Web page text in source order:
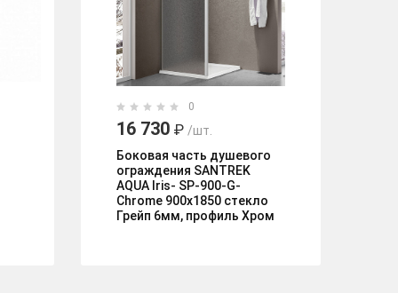
0
16 730 ₽ /шт.
Боковая часть душевого
ограждения SANTREK
AQUA Iris- SP-900-G-
Chrome 900х1850 стекло
Грейп 6мм, профиль Хром